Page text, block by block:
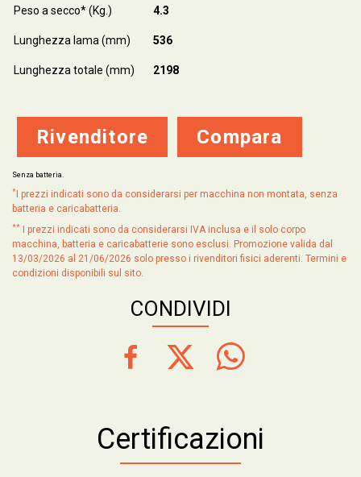
Peso a secco* (Kg.) 4.3
Lunghezza lama (mm) 536
Lunghezza totale (mm) 2198
Rivenditore Compara
Senza batteria.
*
I prezzi indicati sono da considerarsi per macchina non montata, senza
batteria e caricabatteria.
**
I prezzi indicati sono da considerarsi IVA inclusa e il solo corpo
macchina, batteria e caricabatterie sono esclusi. Promozione valida dal
13/03/2026 al 21/06/2026 solo presso i rivenditori fisici aderenti. Termini e
condizioni disponibili sul sito.
CONDIVIDI
Certificazioni